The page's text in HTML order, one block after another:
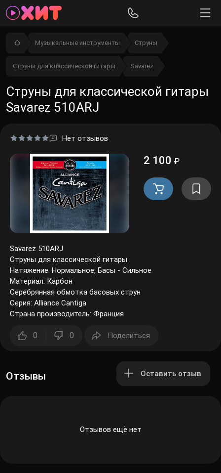
Музыкальные инструменты Струны
Струны для классической гитары Savarez
Струны для классической гитары
Savarez 510ARJ
Нет отзывов
2 100 ₽
Savarez 510ARJ
Струны для классической гитары
Натяжение: Нормальное, Басы - Сильное
Материал: Карбон
Серебрянная обмотка басовых струн
Серия: Alliance Cantiga
Страна производитель: Франция
0 0 Поделиться
Отзывы Оставить отзыв
Отзывов ещё нет